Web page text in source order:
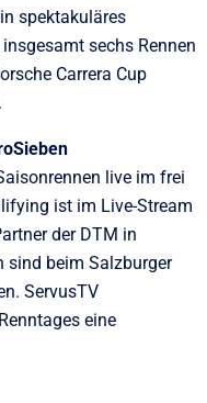
spektakuläres
sechs Rennen
Carrera Cup
live im frei
ist im Live-Stream
der DTM in
sind beim Salzburger
ServusTV
eine